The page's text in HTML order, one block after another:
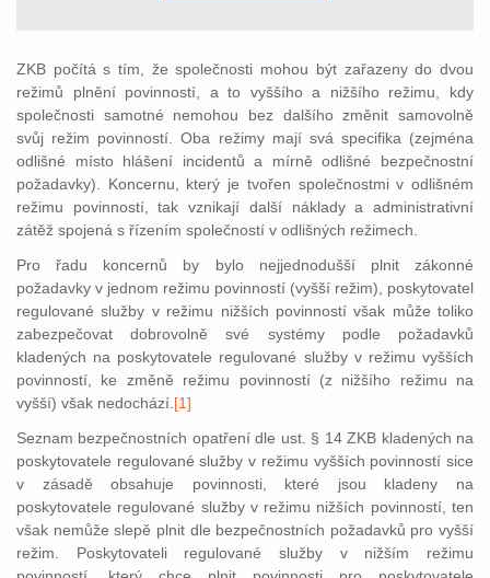
ZKB počítá s tím, že společnosti mohou být zařazeny do dvou
režimů plnění povinností, a to vyššího a nižšího režimu, kdy
společnosti samotné nemohou bez dalšího změnit samovolně
svůj režim povinností. Oba režimy mají svá specifika (zejména
odlišné místo hlášení incidentů a mírně odlišné bezpečnostní
požadavky). Koncernu, který je tvořen společnostmi v odlišném
režimu povinností, tak vznikají další náklady a administrativní
zátěž spojená s řízením společností v odlišných režimech.
Pro řadu koncernů by bylo nejjednodušší plnit zákonné
požadavky v jednom režimu povinností (vyšší režim), poskytovatel
regulované služby v režimu nižších povinností však může toliko
zabezpečovat dobrovolně své systémy podle požadavků
kladených na poskytovatele regulované služby v režimu vyšších
povinností, ke změně režimu povinností (z nižšího režimu na
vyšší) však nedochází. [1]
Seznam bezpečnostních opatření dle ust. § 14 ZKB kladených na
poskytovatele regulované služby v režimu vyšších povinností sice
v zásadě obsahuje povinnosti, které jsou kladeny na
poskytovatele regulované služby v režimu nižších povinností, ten
však nemůže slepě plnit dle bezpečnostních požadavků pro vyšší
režim. Poskytovateli regulované služby v nižším režimu